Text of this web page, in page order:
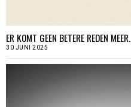
ER KOMT GEEN BETERE REDEN MEER.
30 JUNI 2025